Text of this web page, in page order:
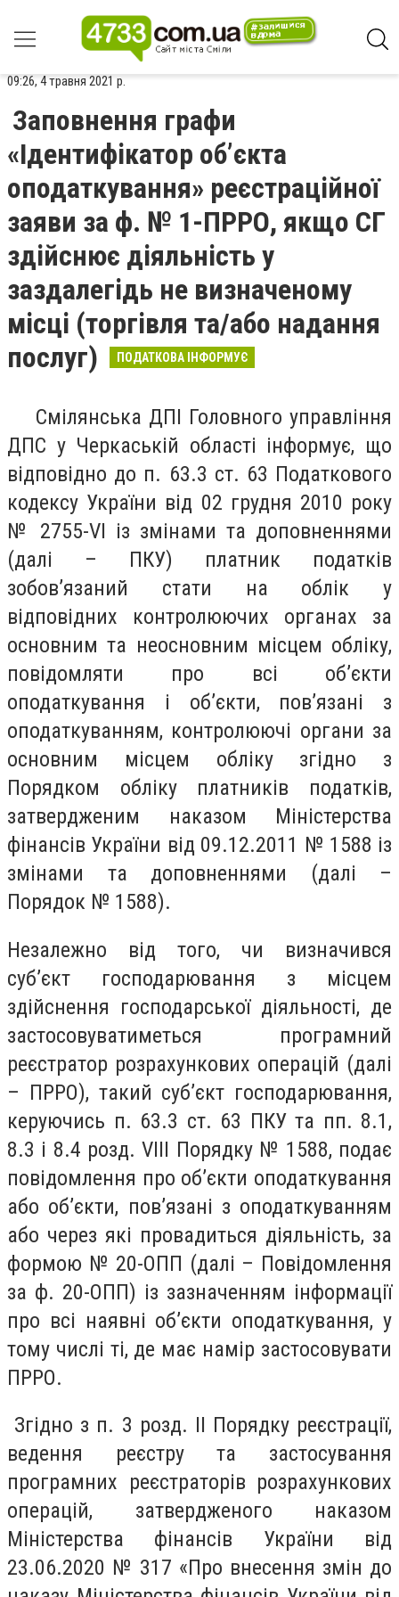
09:26, 4 травня 2021 р.
Заповнення графи
«Ідентифікатор об’єкта
оподаткування» реєстраційної
заяви за ф. № 1-ПРРО, якщо СГ
здійснює діяльність у
заздалегідь не визначеному
місці (торгівля та/або надання
послуг)
ПОДАТКОВА ІНФОРМУЄ
Смілянська ДПІ Головного управління
ДПС у Черкаській області інформує, що
відповідно до п. 63.3 ст. 63 Податкового
кодексу України від 02 грудня 2010 року
№ 2755-VІ із змінами та доповненнями
(далі – ПКУ) платник податків
зобов’язаний стати на облік у
відповідних контролюючих органах за
основним та неосновним місцем обліку,
повідомляти про всі об’єкти
оподаткування і об’єкти, пов’язані з
оподаткуванням, контролюючі органи за
основним місцем обліку згідно з
Порядком обліку платників податків,
затвердженим наказом Міністерства
фінансів України від 09.12.2011 № 1588 із
змінами та доповненнями (далі –
Порядок № 1588).
Незалежно від того, чи визначився
суб’єкт господарювання з місцем
здійснення господарської діяльності, де
застосовуватиметься програмний
реєстратор розрахункових операцій (далі
– ПРРО), такий суб’єкт господарювання,
керуючись п. 63.3 ст. 63 ПКУ та пп. 8.1,
8.3 і 8.4 розд. VIII Порядку № 1588, подає
повідомлення про об’єкти оподаткування
або об’єкти, пов’язані з оподаткуванням
або через які провадиться діяльність, за
формою № 20-ОПП (далі – Повідомлення
за ф. 20-ОПП) із зазначенням інформації
про всі наявні об’єкти оподаткування, у
тому числі ті, де має намір застосовувати
ПРРО.
Згідно з п. 3 розд. II Порядку реєстрації,
ведення реєстру та застосування
програмних реєстраторів розрахункових
операцій, затвердженого наказом
Міністерства фінансів України від
23.06.2020 № 317 «Про внесення змін до